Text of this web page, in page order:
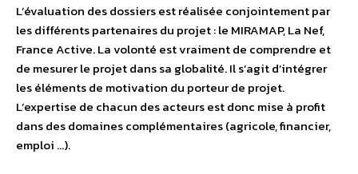
L’évaluation des dossiers est réalisée conjointement par
les différents partenaires du projet : le MIRAMAP, La Nef,
France Active. La volonté est vraiment de comprendre et
de mesurer le projet dans sa globalité. Il s’agit d’intégrer
les éléments de motivation du porteur de projet.
L’expertise de chacun des acteurs est donc mise à profit
dans des domaines complémentaires (agricole, financier,
emploi …).